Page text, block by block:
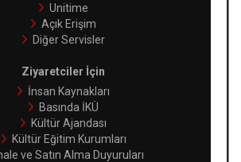
Unitime
Açık Erişim
Diğer Servisler
Ziyaretciler İçin
İnsan Kaynakları
Basında İKÜ
Kültür Ajandası
Kültür Eğitim Kurumları
ve Satın Alma Duyuruları